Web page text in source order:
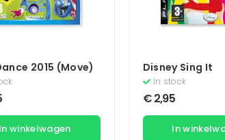
2015 (Move)
In winkelwagen
Disney Sing It
In stock
€2,95
In